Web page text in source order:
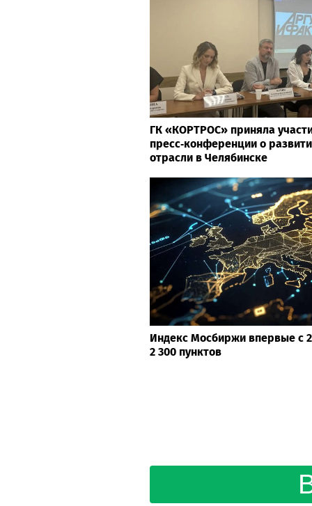
ГК «КОРТРОС» приняла
пресс‑конференции о
отрасли в Челябинске
Индекс Мосбиржи впервые с
2 300 пунктов